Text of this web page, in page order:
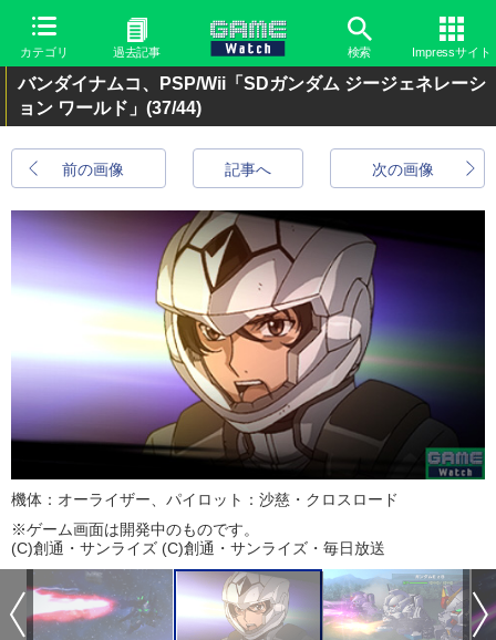
カテゴリ 過去記事 検索 Impressサイト
バンダイナムコ、PSP/Wii「SDガンダム ジージェネレーシ
ョン ワールド」 (37/44)
前の画像 次の画像
記事へ
機体：オーライザー、パイロット：沙慈・クロスロード
※ゲーム画面は開発中のものです。
(C)創通・サンライズ (C)創通・サンライズ・毎日放送